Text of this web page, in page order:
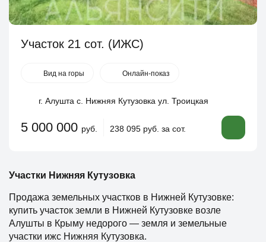
Участок 21 сот. (ИЖС)
Вид на горы Онлайн-показ
г. Алушта с. Нижняя Кутузовка ул. Троицкая
5 000 000 руб. 238 095 руб. за сот.
Участки Нижняя Кутузовка
Продажа земельных участков в Нижней Кутузовке:
купить участок земли в Нижней Кутузовке возле
Алушты в Крыму недорого — земля и земельные
участки ижс Нижняя Кутузовка.